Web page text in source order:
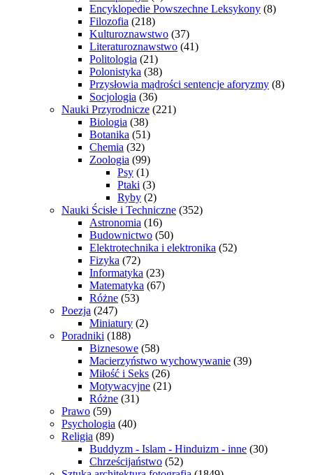
Encyklopedie Powszechne Leksykony (8)
Filozofia (218)
Kulturoznawstwo (37)
Literaturoznawstwo (41)
Politologia (21)
Polonistyka (38)
Przysłowia mądrości sentencje aforyzmy (8)
Socjologia (36)
Nauki Przyrodnicze (221)
Biologia (38)
Botanika (51)
Chemia (32)
Zoologia (99)
Psy (1)
Ptaki (3)
Ryby (2)
Nauki Ścisłe i Techniczne (352)
Astronomia (16)
Budownictwo (50)
Elektrotechnika i elektronika (52)
Fizyka (72)
Informatyka (23)
Matematyka (67)
Różne (53)
Poezja (247)
Miniatury (2)
Poradniki (188)
Biznesowe (58)
Macierzyństwo wychowywanie (39)
Miłość i Seks (26)
Motywacyjne (21)
Różne (31)
Prawo (59)
Psychologia (40)
Religia (89)
Buddyzm - Islam - Hinduizm - inne (30)
Chrześcijaństwo (52)